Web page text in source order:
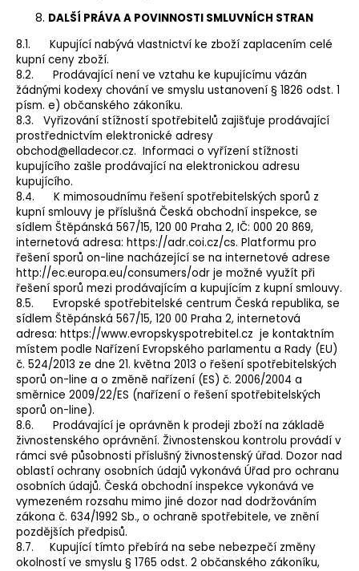
DALŠÍ PRÁVA A POVINNOSTI SMLUVNÍCH STRAN
8.1. Kupující nabývá vlastnictví ke zboží zaplacením celé
kupní ceny zboží.
8.2. Prodávající není ve vztahu ke kupujícímu vázán
žádnými kodexy chování ve smyslu ustanovení § 1826 odst. 1
písm. e) občanského zákoníku.
8.3. Vyřizování stížností spotřebitelů zajišťuje prodávající
prostřednictvím elektronické adresy
obchod@elladecor.cz. Informaci o vyřízení stížnosti
kupujícího zašle prodávající na elektronickou adresu
kupujícího.
8.4. K mimosoudnímu řešení spotřebitelských sporů z
kupní smlouvy je příslušná Česká obchodní inspekce, se
sídlem Štěpánská 567/15, 120 00 Praha 2, IČ: 000 20 869,
internetová adresa: https://adr.coi.cz/cs. Platformu pro
řešení sporů on-line nacházející se na internetové adrese
http://ec.europa.eu/consumers/odr je možné využít při
řešení sporů mezi prodávajícím a kupujícím z kupní smlouvy.
8.5. Evropské spotřebitelské centrum Česká republika, se
sídlem Štěpánská 567/15, 120 00 Praha 2, internetová
adresa: https://www.evropskyspotrebitel.cz je kontaktním
místem podle Nařízení Evropského parlamentu a Rady (EU)
č. 524/2013 ze dne 21. května 2013 o řešení spotřebitelských
sporů on-line a o změně nařízení (ES) č. 2006/2004 a
směrnice 2009/22/ES (nařízení o řešení spotřebitelských
sporů on-line).
8.6. Prodávající je oprávněn k prodeji zboží na základě
živnostenského oprávnění. Živnostenskou kontrolu provádí v
rámci své působnosti příslušný živnostenský úřad. Dozor nad
oblastí ochrany osobních údajů vykonává Úřad pro ochranu
osobních údajů. Česká obchodní inspekce vykonává ve
vymezeném rozsahu mimo jiné dozor nad dodržováním
zákona č. 634/1992 Sb., o ochraně spotřebitele, ve znění
pozdějších předpisů.
8.7. Kupující tímto přebírá na sebe nebezpečí změny
okolností ve smyslu § 1765 odst. 2 občanského zákoníku,